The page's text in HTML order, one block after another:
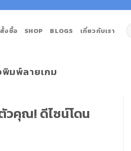
งซื้อ SHOP BLOGS เกี่ยวกับเรา
พิมพ์ลายเกม
วคุณ! ดีไซน์โดน